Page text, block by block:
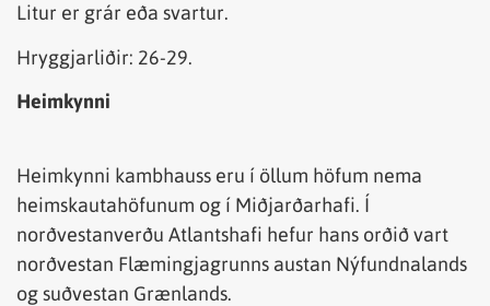
Litur er grár eða svartur.
Hryggjarliðir: 26-29.
Heimkynni
Heimkynni kambhauss eru í öllum höfum nema
heimskautahöfunum og í Miðjarðarhafi. Í
norðvestanverðu Atlantshafi hefur hans orðið vart
norðvestan Flæmingjagrunns austan Nýfundnalands
og suðvestan Grænlands.